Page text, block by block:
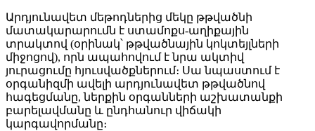
Արդյունավետ մեթոդներից մեկը թթվածնի
մատակարարումն է ստամոքս-աղիքային
տրակտով (օրինակ՝ թթվածնային կոկտեյլների
միջոցով), որն ապահովում է նրա ակտիվ
յուրացումը հյուսվածքներում։ Սա նպաստում է
օրգանիզմի ավելի արդյունավետ թթվածնով
հագեցմանը, ներքին օրգանների աշխատանքի
բարելավմանը և ընդհանուր վիճակի
կարգավորմանը։